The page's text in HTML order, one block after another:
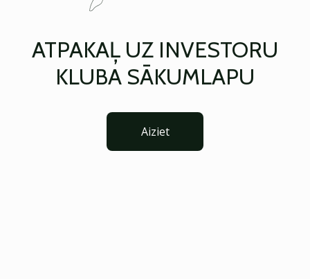
ATPAKAĻ UZ INVESTORU
KLUBA SĀKUMLAPU
Aiziet